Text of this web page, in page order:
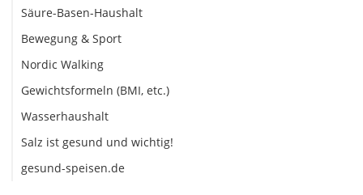
Säure-Basen-Haushalt
Bewegung & Sport
Nordic Walking
Gewichtsformeln (BMI, etc.)
Wasserhaushalt
Salz ist gesund und wichtig!
gesund-speisen.de